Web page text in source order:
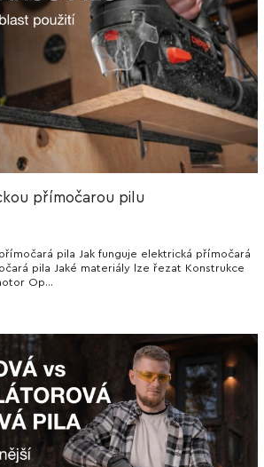
přímočarou pilu
pila Jak funguje elektrická přímočará
pila Jaké materiály lze řezat Konstrukce
Op...